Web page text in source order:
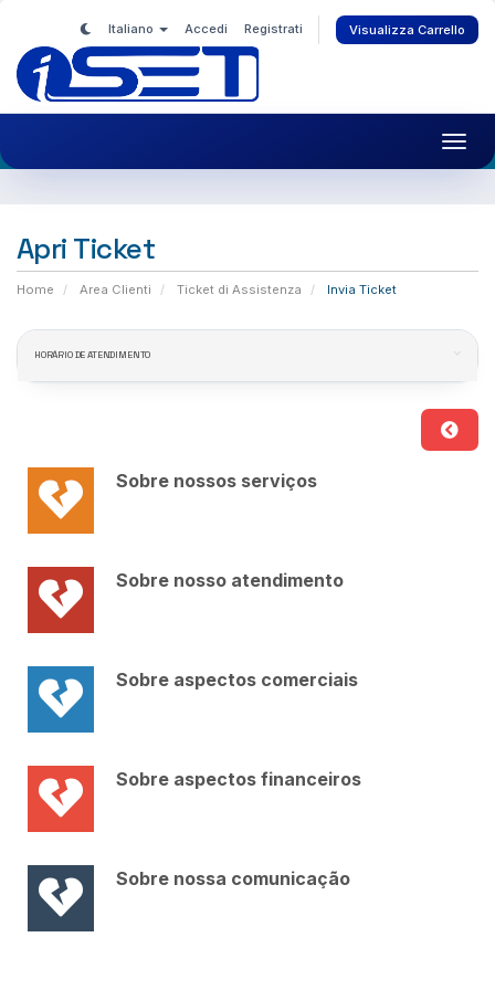
Italiano Accedi Registrati Visualizza Carrello
Apri Ticket
Home Area Clienti Ticket di Assistenza Invia Ticket
HORÁRIO DE ATENDIMENTO
Sobre nossos serviços
Sobre nosso atendimento
Sobre aspectos comerciais
Sobre aspectos financeiros
Sobre nossa comunicação